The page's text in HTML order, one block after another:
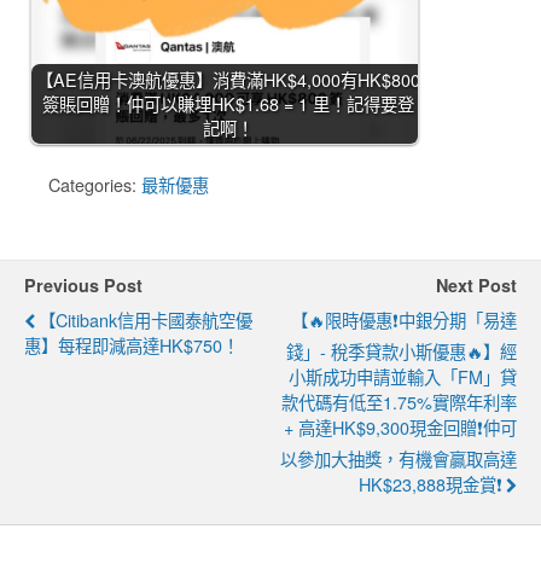
【AE信用卡澳航優惠】消費滿HK$4,000有HK$800
簽賬回贈！仲可以賺埋HK$1.68 = 1 里！記得要登
記啊！
Categories: 最新優惠
Previous Post
【Citibank信用卡國泰航空優
惠】每程即減高達HK$750！
Next Post
【🔥限時優惠❗中銀分期「易達
錢」- 稅季貸款小斯優惠🔥】經
小斯成功申請並輸入「FM」貸
款代碼有低至1.75%實際年利率
+ 高達HK$9,300現金回贈❗仲可
以參加大抽獎，有機會贏取高達
HK$23,888現金賞❗